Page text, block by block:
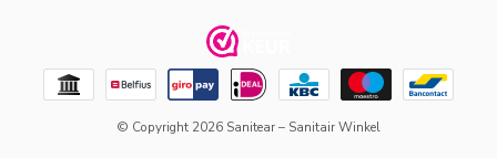
© Copyright 2026 Sanitear – Sanitair Winkel